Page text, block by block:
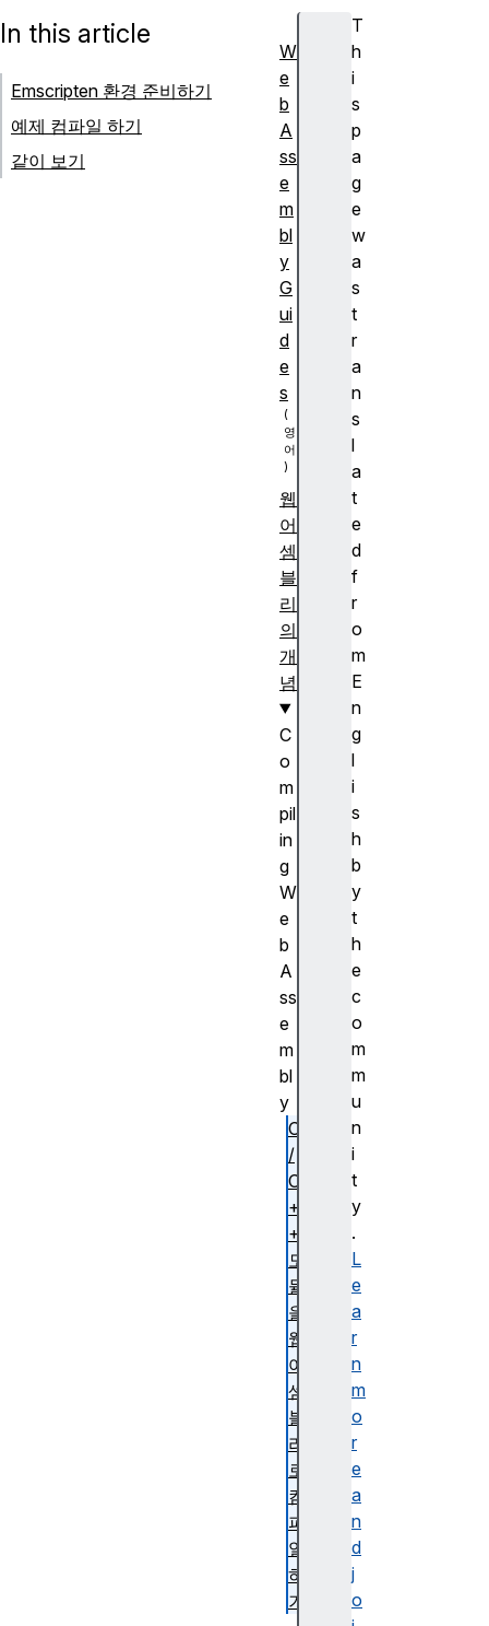
T
h
i
s
p
a
g
e
w
a
s
t
r
a
n
s
l
a
t
e
d
f
r
o
m
E
n
g
l
i
s
h
b
y
t
h
e
c
o
m
m
u
n
i
t
y
.
L
e
a
r
n
m
o
r
e
a
n
d
j
o
In this article
Emscripten 환경 준비하기
예제 컴파일 하기
같이 보기
W
e
b
A
ss
e
m
bl
y
G
ui
d
e
s
웹
어
셈
블
리
의
개
념
C
o
m
pil
in
g
W
e
b
A
ss
e
m
bl
y
C
/
C
+
+
모
듈
을
웹
어
셈
블
리
로
컴
파
일
하
기